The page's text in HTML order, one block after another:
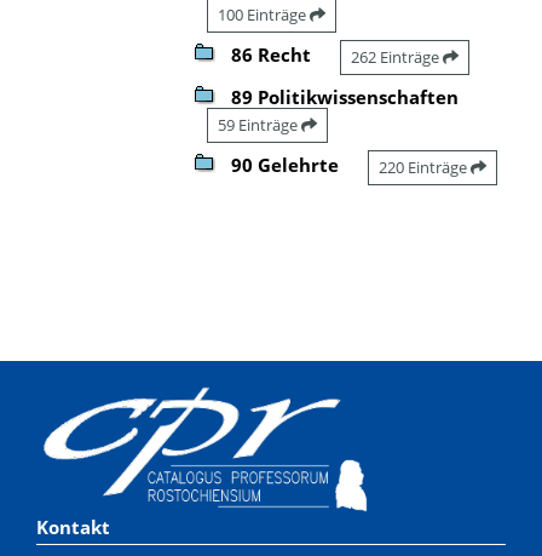
100 Einträge
86 Recht 262 Einträge
89 Politikwissenschaften
59 Einträge
90 Gelehrte 220 Einträge
Kontakt